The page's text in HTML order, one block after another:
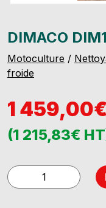
DIMACO
Motoculture /
froide
1
(1 215,83€
quantité
de